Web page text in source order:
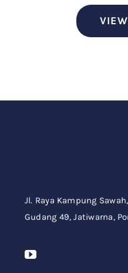
Jl. Raya Kampung
Gudang 49,Jatiwarna,